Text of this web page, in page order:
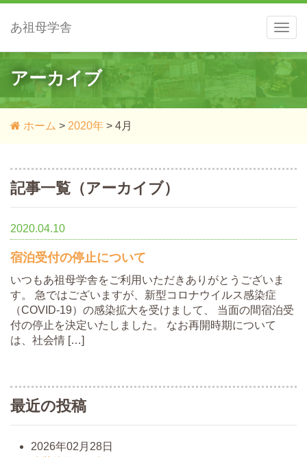
メ
ニ
ー
あ祖母学舎
アーカイブ
ホーム > 2020年 > 4月
記事一覧（アーカイブ）
2020.04.10
宿泊受付の停止について
いつもあ祖母学舎をご利用いただきありがとうございま
す。 急ではございますが、新型コロナウイルス感染症
（COVID-19）の感染拡大を受けまして、 当面の間宿泊受
付の停止を決定いたしました。 なお再開時期について
は、社会情 […]
最近の投稿
2026年02月28日